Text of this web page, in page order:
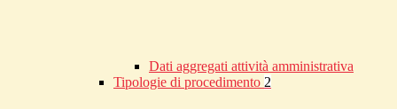
Dati aggregati attività amministrativa
Tipologie di procedimento 2